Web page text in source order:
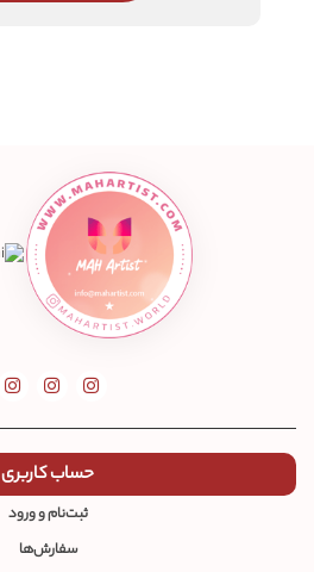
حساب کاربری
ثبت‌نام و ورود
سفارش‌ها